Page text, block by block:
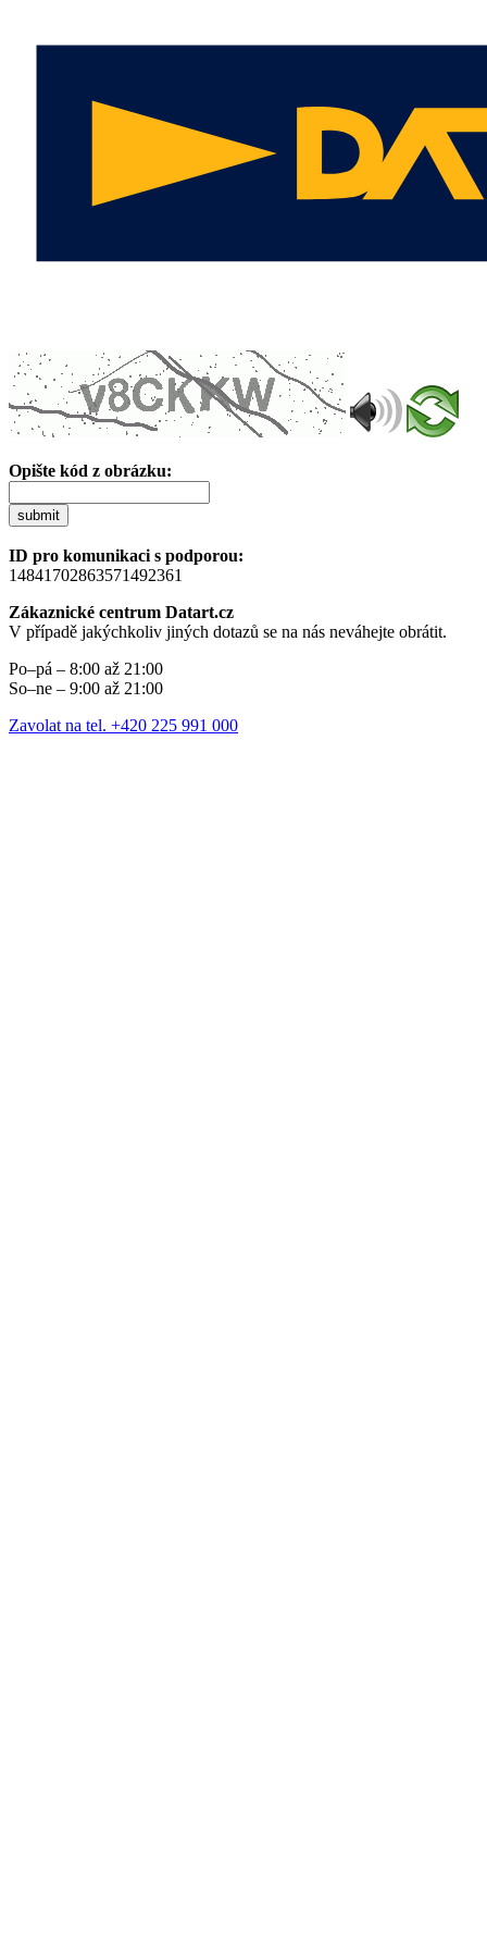
Opište kód z obrázku:
submit
ID pro komunikaci s podporou:
14841702863571492361
Zákaznické centrum Datart.cz
V případě jakýchkoliv jiných dotazů se na nás neváhejte obrátit.
Po–pá – 8:00 až 21:00
So–ne – 9:00 až 21:00
Zavolat na tel. +420 225 991 000